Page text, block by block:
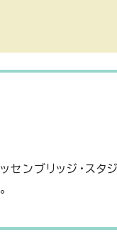
センブリッジ・ス